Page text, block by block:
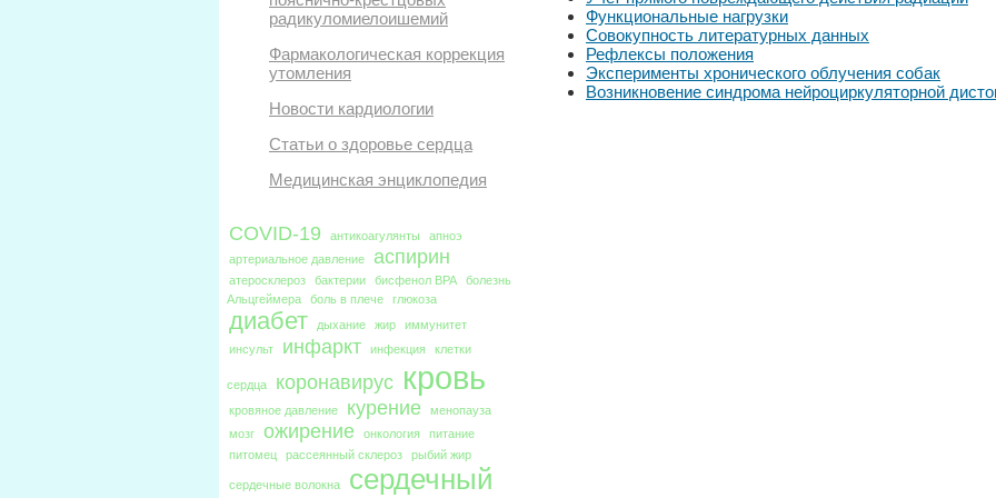
радикуломиелоишемий
Фармакологическая коррекция
утомления
Новости кардиологии
Статьи о здоровье сердца
Медицинская энциклопедия
COVID-19 антикоагулянты
апноэ
артериальное давление
аспирин
атеросклероз бактерии бисфенол BPA
болезнь
Альцгеймера
боль в плече глюкоза
диабет дыхание жир
иммунитет
инсульт
инфаркт инфекция клетки
сердца коронавирус кровь
кровяное давление курение
менопауза
мозг
ожирение онкология
питание
питомец
рассеянный склероз рыбий жир
сердечные волокна
сердечный
Функциональные нагрузки
Совокупность литературных данных
Рефлексы положения
Эксперименты хронического облучения собак
Возникновение синдрома нейроциркуляторной